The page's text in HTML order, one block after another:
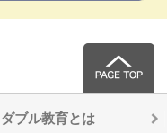
ダブル教育とは